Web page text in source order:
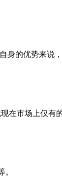
身的优势来说
在市场上仅有